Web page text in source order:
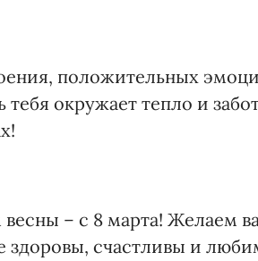
положительных
окружает тепло и
весны – с 8 марта! Желаем
здоровы, счастливы и